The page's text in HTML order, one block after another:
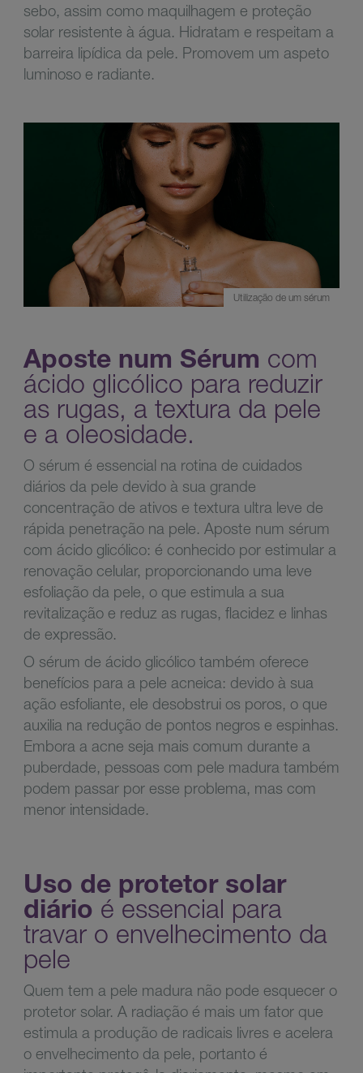
sebo, assim como maquilhagem e proteção
solar resistente à água. Hidratam e respeitam a
barreira lipídica da pele. Promovem um aspeto
luminoso e radiante.
Utilização de um sérum
Aposte num Sérum com
ácido glicólico para reduzir
as rugas, a textura da pele
e a oleosidade.
O sérum é essencial na rotina de cuidados
diários da pele devido à sua grande
concentração de ativos e textura ultra leve de
rápida penetração na pele. Aposte num sérum
com ácido glicólico: é conhecido por estimular a
renovação celular, proporcionando uma leve
esfoliação da pele, o que estimula a sua
revitalização e reduz as rugas, flacidez e linhas
de expressão.
O sérum de ácido glicólico também oferece
benefícios para a pele acneica: devido à sua
ação esfoliante, ele desobstrui os poros, o que
auxilia na redução de pontos negros e espinhas.
Embora a acne seja mais comum durante a
puberdade, pessoas com pele madura também
podem passar por esse problema, mas com
menor intensidade.
Uso de protetor solar
diário é essencial para
travar o envelhecimento da
pele
Quem tem a pele madura não pode esquecer o
protetor solar. A radiação é mais um fator que
estimula a produção de radicais livres e acelera
o envelhecimento da pele, portanto é